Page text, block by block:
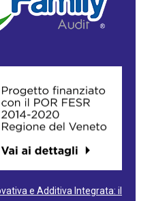
e Additiva Integrata: il